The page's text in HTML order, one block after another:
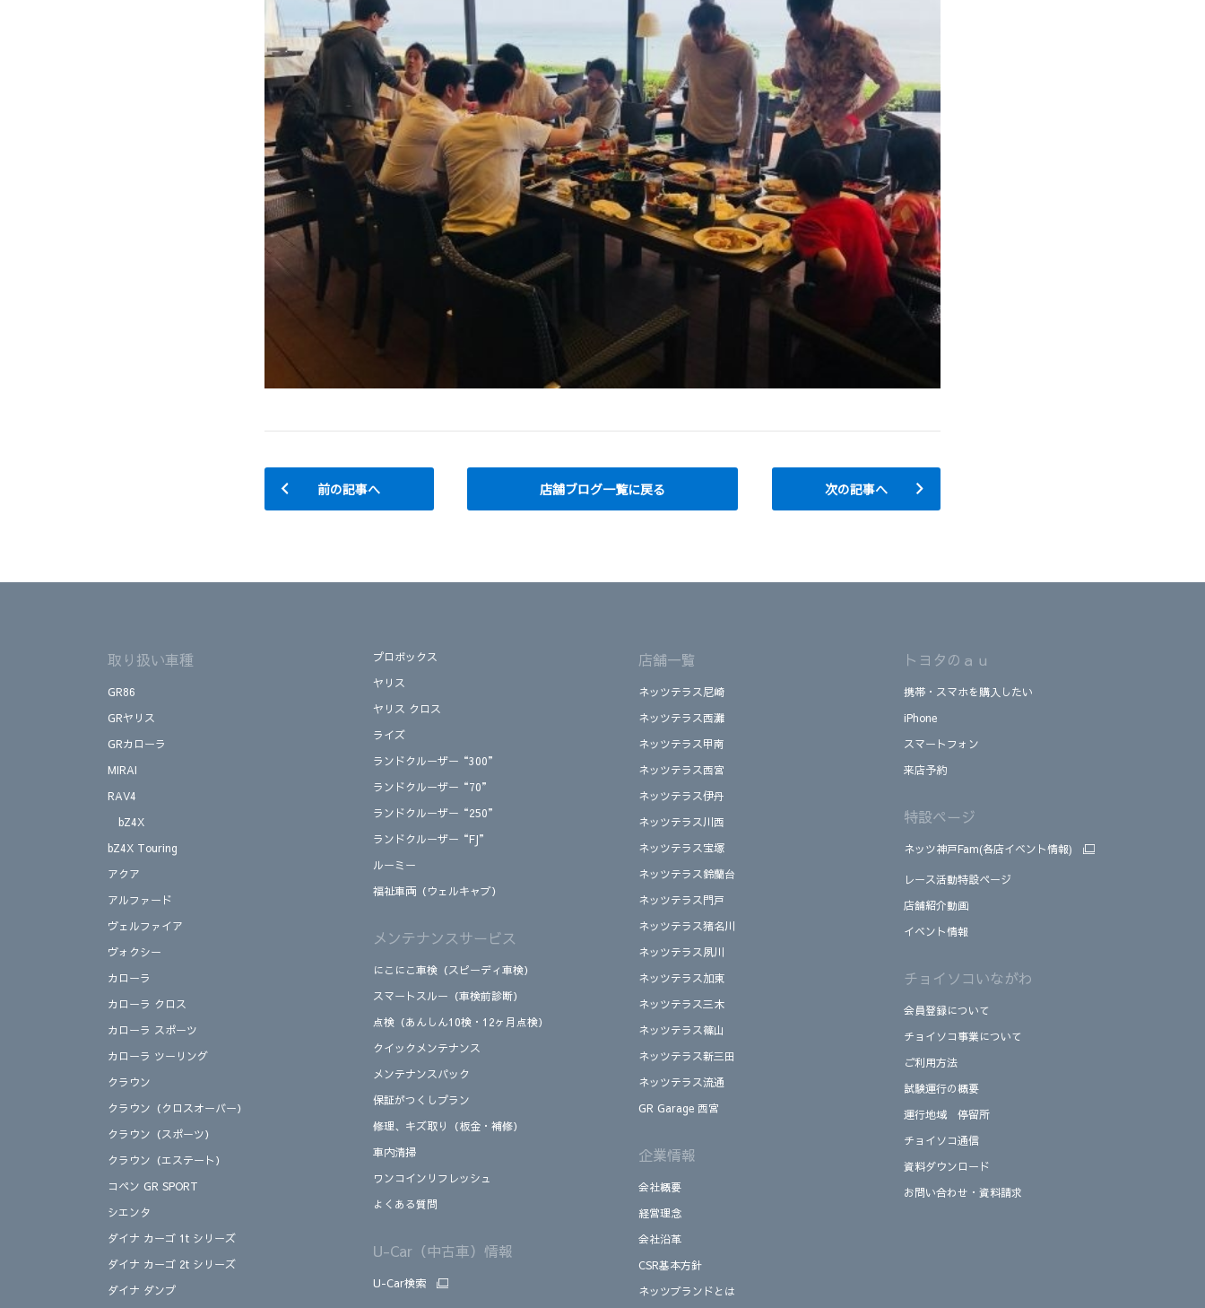
前の記事へ 店舗ブログ一覧に戻る 次の記事へ
取り扱い車種
GR86
GRヤリス
GRカローラ
MIRAI
RAV4
bZ4X
bZ4X Touring
アクア
アルファード
ヴェルファイア
ヴォクシー
カローラ
カローラ クロス
カローラ スポーツ
カローラ ツーリング
クラウン
クラウン（クロスオーバー）
クラウン（スポーツ）
クラウン（エステート）
コペン GR SPORT
シエンタ
ダイナ カーゴ 1t シリーズ
ダイナ カーゴ 2t シリーズ
ダイナ ダンプ
プロボックス
ヤリス
ヤリス クロス
ライズ
ランドクルーザー“300”
ランドクルーザー“70”
ランドクルーザー“250”
ランドクルーザー“FJ”
ルーミー
福祉車両（ウェルキャブ）
メンテナンスサービス
にこにこ車検（スピーディ車検）
スマートスルー（車検前診断）
点検（あんしん10検・12ヶ月点検）
クイックメンテナンス
メンテナンスパック
保証がつくしプラン
修理、キズ取り（板金・補修）
車内清掃
ワンコインリフレッシュ
よくある質問
U-Car（中古車）情報
U-Car検索
店舗一覧
ネッツテラス尼崎
ネッツテラス西灘
ネッツテラス甲南
ネッツテラス西宮
ネッツテラス伊丹
ネッツテラス川西
ネッツテラス宝塚
ネッツテラス鈴蘭台
ネッツテラス門戸
ネッツテラス猪名川
ネッツテラス夙川
ネッツテラス加東
ネッツテラス三木
ネッツテラス篠山
ネッツテラス新三田
ネッツテラス流通
GR Garage 西宮
企業情報
会社概要
経営理念
会社沿革
CSR基本方針
ネッツブランドとは
トヨタのａｕ
携帯・スマホを購入したい
iPhone
スマートフォン
来店予約
特設ページ
ネッツ神戸Fam(各店イベント情報)
レース活動特設ページ
店舗紹介動画
イベント情報
チョイソコいながわ
会員登録について
チョイソコ事業について
ご利用方法
試験運行の概要
運行地域 停留所
チョイソコ通信
資料ダウンロード
お問い合わせ・資料請求